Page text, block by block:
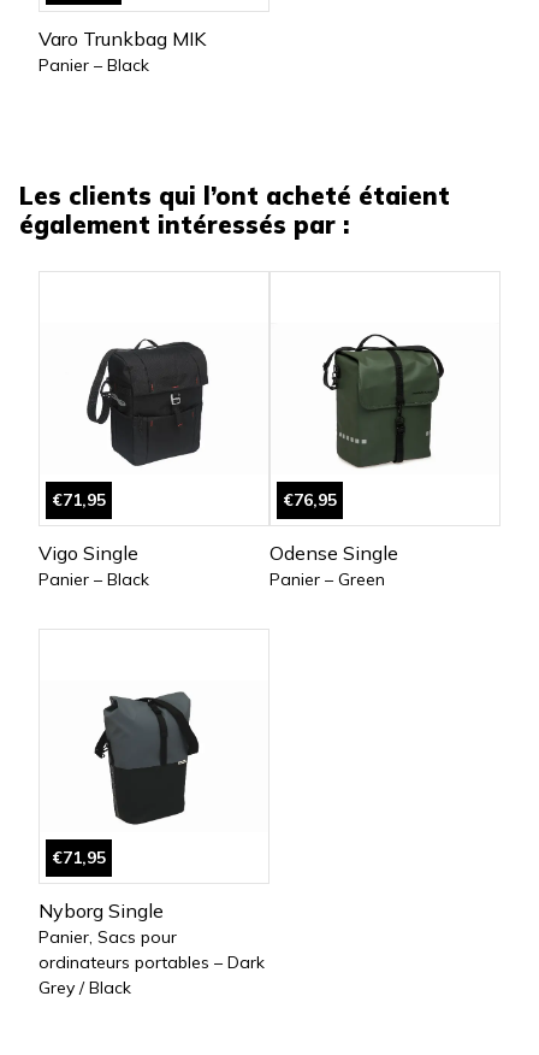
Varo Trunkbag MIK
Panier – Black
Les clients qui l’ont acheté étaient
également intéressés par :
€71,95
Vigo Single
Panier – Black
€76,95
Odense Single
Panier – Green
€71,95
Nyborg Single
Panier, Sacs pour
ordinateurs portables – Dark
Grey / Black